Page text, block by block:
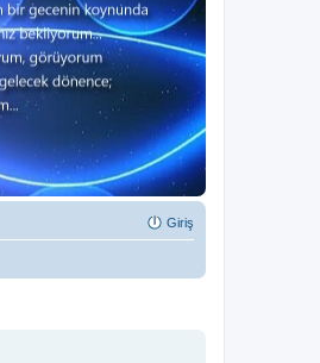
Giriş